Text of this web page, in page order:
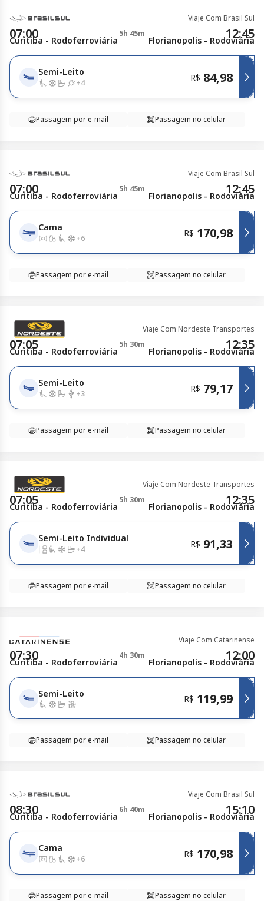
Viaje Com Brasil Sul
07:00 5h 45m 12:45
Curitiba - Rodoferroviária Florianopolis - Rodoviária
Semi-Leito
+4 R$ 84,98
Passagem por e-mail Passagem no celular
Viaje Com Brasil Sul
07:00 5h 45m 12:45
Curitiba - Rodoferroviária Florianopolis - Rodoviária
Cama
+6 R$ 170,98
Passagem por e-mail Passagem no celular
Viaje Com Nordeste Transportes
07:05 5h 30m 12:35
Curitiba - Rodoferroviária Florianopolis - Rodoviária
Semi-Leito
+3 R$ 79,17
Passagem por e-mail Passagem no celular
Viaje Com Nordeste Transportes
07:05 5h 30m 12:35
Curitiba - Rodoferroviária Florianopolis - Rodoviária
Semi-Leito Individual
+4 R$ 91,33
Passagem por e-mail Passagem no celular
Viaje Com Catarinense
07:30 4h 30m 12:00
Curitiba - Rodoferroviária Florianopolis - Rodoviária
Semi-Leito R$ 119,99
Passagem por e-mail Passagem no celular
Viaje Com Brasil Sul
08:30 6h 40m 15:10
Curitiba - Rodoferroviária Florianopolis - Rodoviária
Cama
+6 R$ 170,98
Passagem por e-mail Passagem no celular